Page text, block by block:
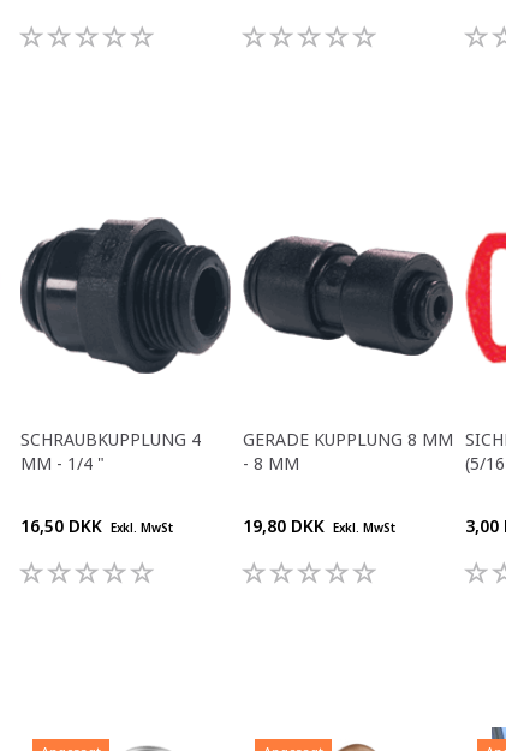
SCHRAUBKUPPLUNG 4
MM - 1/4 "
16,50 DKK Exkl. MwSt
GERADE KUPPLUNG 8 MM
- 8 MM
19,80 DKK Exkl. MwSt
(5/
3,00